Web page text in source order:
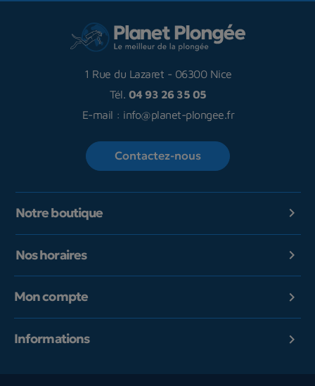
1 Rue du Lazaret - 06300 Nice
Tél. 04 93 26 35 05
E-mail : info@planet-plongee.fr
Contactez-nous
Notre boutique 
Nos horaires 
Mon compte 
Informations 